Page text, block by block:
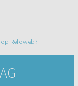
Refoweb?